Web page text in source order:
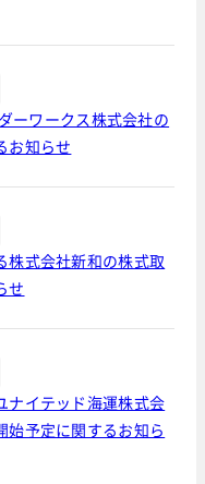
ーワークス株式会社の
お知らせ
株式会社新和の株式取
せ
ナイテッド海運株式会
始予定に関するお知ら